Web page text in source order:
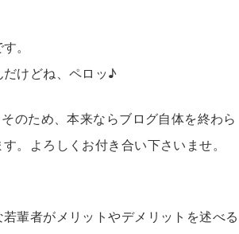
。
けどね、ペロッ♪
のため、本来ならブログ自体を終わら
。よろしくお付き合い下さいませ。
輩者がメリットやデメリットを述べる